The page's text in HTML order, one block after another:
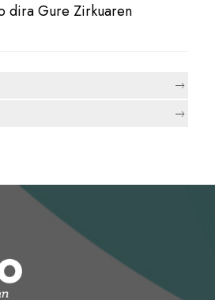
dira Gure Zirkuaren